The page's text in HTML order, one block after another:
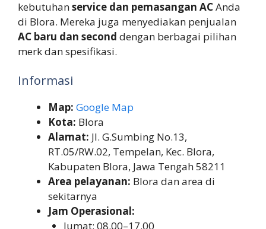
kebutuhanservice dan pemasangan ACAnda
di Blora. Mereka juga menyediakan penjualan
AC baru dan second dengan berbagai pilihan
merk dan spesifikasi.
Informasi
Map: Google Map
Kota: Blora
Alamat: Jl. G.Sumbing No.13,
RT.05/RW.02, Tempelan, Kec. Blora,
Kabupaten Blora, Jawa Tengah 58211
Area pelayanan: Blora dan area di
sekitarnya
Jam Operasional:
Jumat: 08.00–17.00